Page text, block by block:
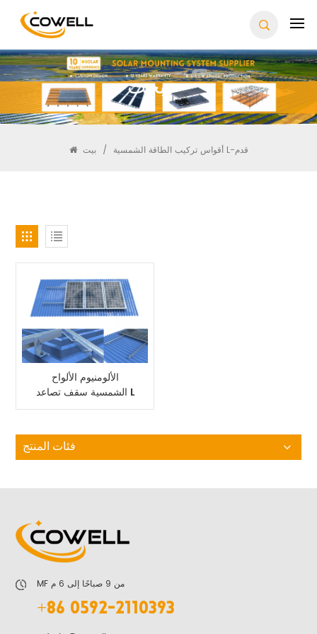
يبحث
بيت / أقواس تركيب الطاقة الشمسية L-قدم
الألومنيوم الألواح
الشمسية سقف تصاعد L
قوس القدم الشمسية
فئات المنتج
+86 0592-2110393